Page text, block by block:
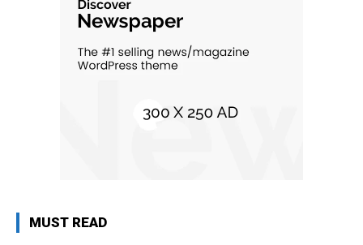
MUST READ